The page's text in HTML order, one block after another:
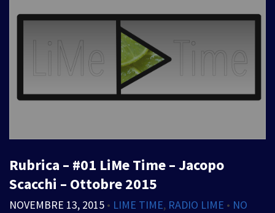
Rubrica – #01 LiMe Time – Jacopo
Scacchi – Ottobre 2015
NOVEMBRE 13, 2015 • LIME TIME, RADIO LIME • NO